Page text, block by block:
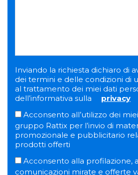
Inviando la richiesta dichiaro di
dei termini e delle condizioni di
al trattamento dei miei dati
dell’informativa sulla
privacy
Acconsento all’utilizzo dei
gruppo Rattix per l’invio di
promozionale e pubblicitario
prodotti offerti
Acconsento alla profilazione,
comunicazioni mirate e offerte